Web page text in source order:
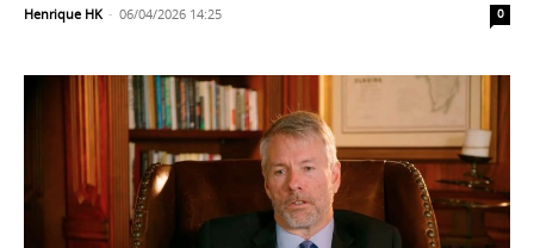
Henrique HK - 06/04/2026 14:25 0